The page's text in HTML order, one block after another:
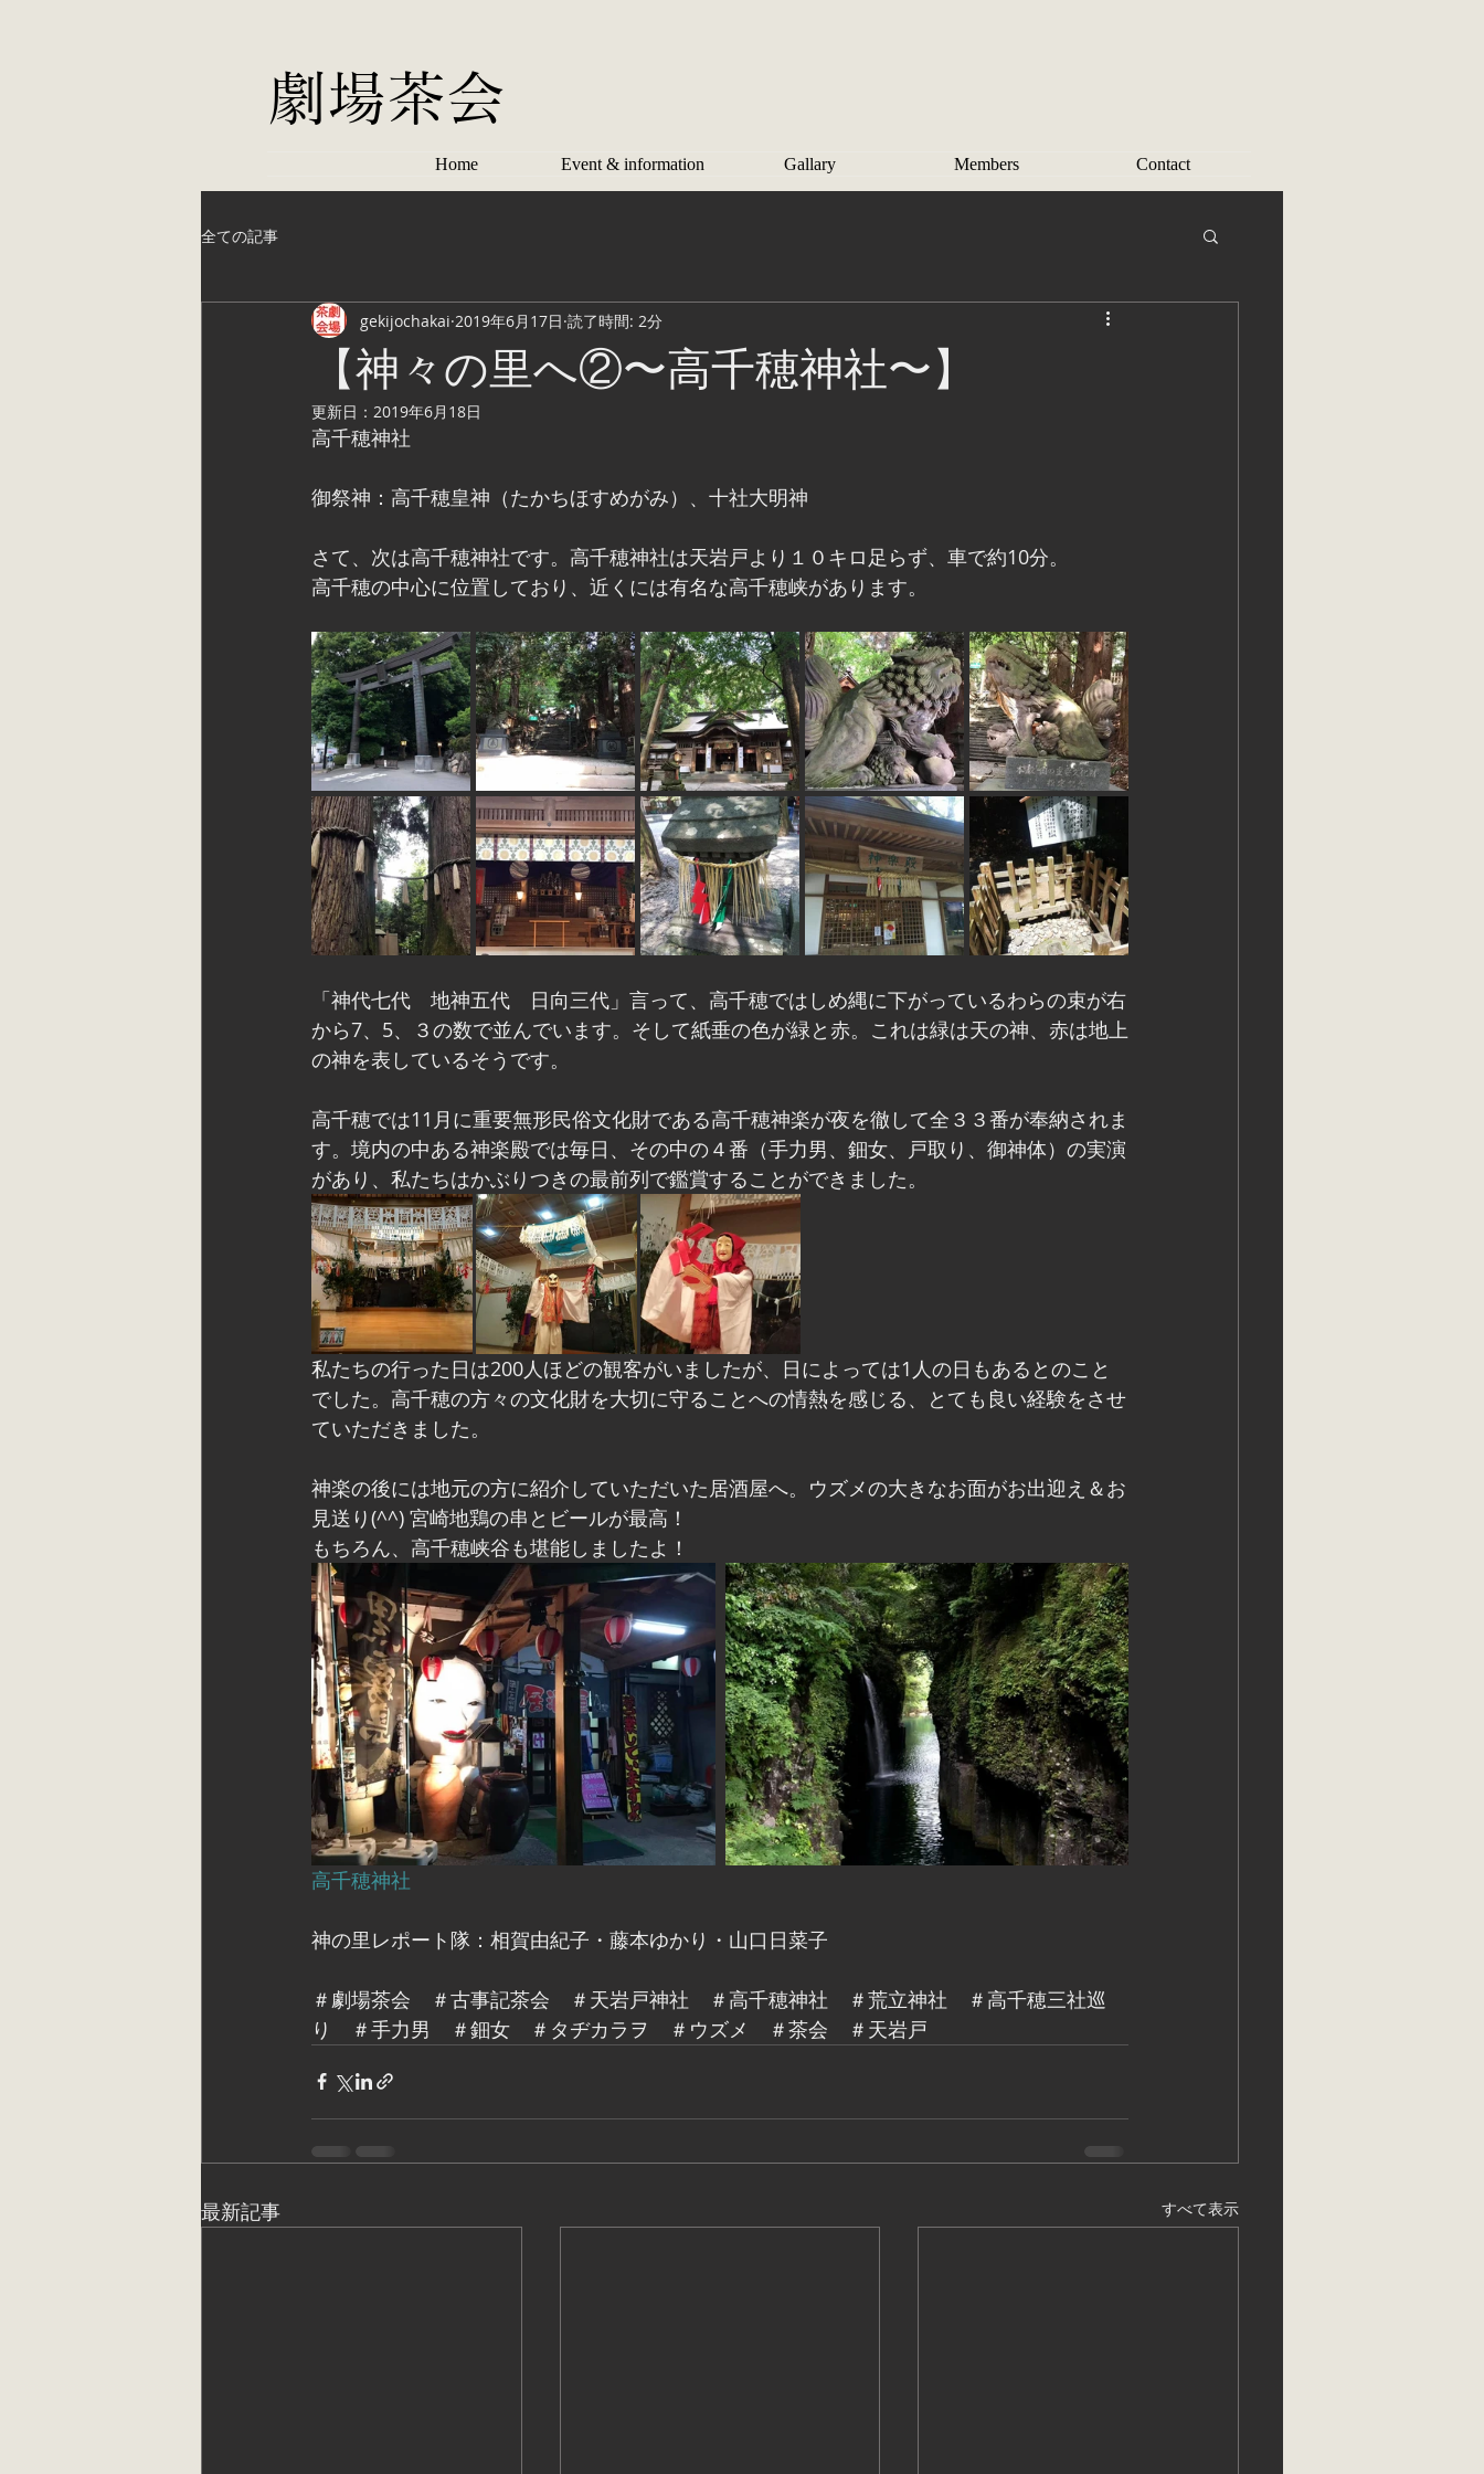
劇場茶会
Home Event & information Gallary Members Contact
全ての記事
【神々の里へ②〜高千穂神社〜】
gekijochakai 2019年6月17日 読了時間: 2分
更新日： 2019年6月18日
高千穂神社
御祭神：高千穂皇神（たかちほすめがみ）、十社大明神
さて、次は高千穂神社です。高千穂神社は天岩戸より１０キロ足らず、車で約10分。
高千穂の中心に位置しており、近くには有名な高千穂峡があります。
「神代七代　地神五代　日向三代」言って、高千穂ではしめ縄に下がっているわらの束が右
から7、5、３の数で並んでいます。そして紙垂の色が緑と赤。これは緑は天の神、赤は地上
の神を表しているそうです。
高千穂では11月に重要無形民俗文化財である高千穂神楽が夜を徹して全３３番が奉納されま
す。境内の中ある神楽殿では毎日、その中の４番（手力男、鈿女、戸取り、御神体）の実演
があり、私たちはかぶりつきの最前列で鑑賞することができました。
私たちの行った日は200人ほどの観客がいましたが、日によっては1人の日もあるとのこと
でした。高千穂の方々の文化財を大切に守ることへの情熱を感じる、とても良い経験をさせ
ていただきました。
神楽の後には地元の方に紹介していただいた居酒屋へ。ウズメの大きなお面がお出迎え＆お
見送り(^^) 宮崎地鶏の串とビールが最高！
もちろん、高千穂峡谷も堪能しましたよ！
高千穂神社
神の里レポート隊：相賀由紀子・藤本ゆかり・山口日菜子
＃劇場茶会　＃古事記茶会　＃天岩戸神社　＃高千穂神社　＃荒立神社　＃高千穂三社巡
り　＃手力男　＃鈿女　＃タヂカラヲ　＃ウズメ　＃茶会　＃天岩戸
最新記事 すべて表示